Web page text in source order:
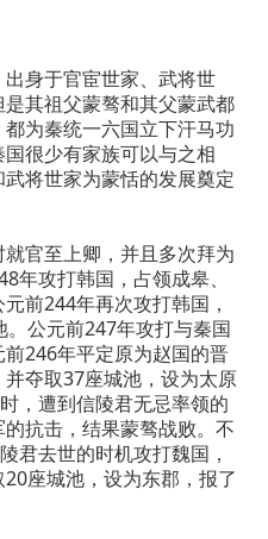
身于官宦世家、武将世
其祖父蒙骜和其父蒙武都
为秦统一六国立下汗马功
很少有家族可以与之相
将世家为蒙恬的发展奠定
官至上卿，并且多次拜为
年攻打韩国，占领成皋、
前244年再次攻打韩国，
公元前247年攻打与秦国
246年平定原为赵国的晋
夺取37座城池，设为太原
，遭到信陵君无忌率领的
抗击，结果蒙骜战败。不
君去世的时机攻打魏国，
座城池，设为东郡，报了